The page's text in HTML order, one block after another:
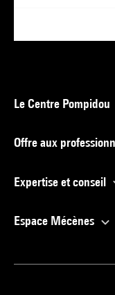
Le Centre Pompidou
Offre aux
Expertise et conseil
Espace Mécènes